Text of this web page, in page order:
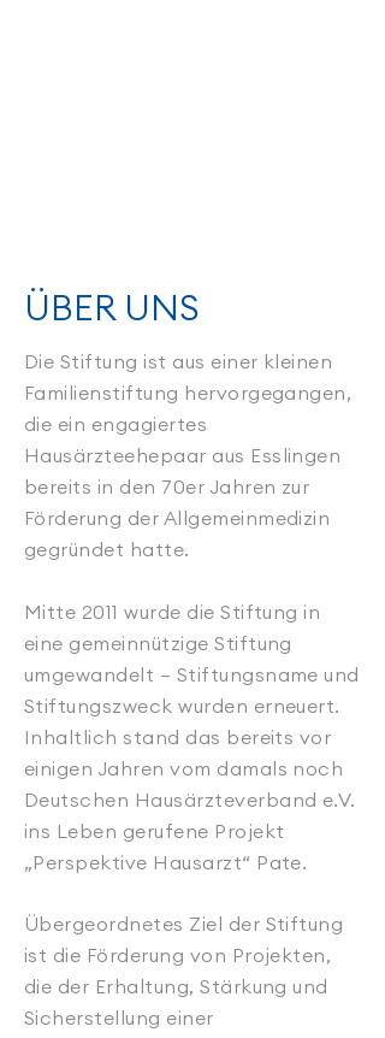
ÜBER UNS
Die Stiftung ist aus einer kleinen
Familienstiftung hervorgegangen,
die ein engagiertes
Hausärzteehepaar aus Esslingen
bereits in den 70er Jahren zur
Förderung der Allgemeinmedizin
gegründet hatte.
Mitte 2011 wurde die Stiftung in
eine gemeinnützige Stiftung
umgewandelt – Stiftungsname und
Stiftungszweck wurden erneuert.
Inhaltlich stand das bereits vor
einigen Jahren vom damals noch
Deutschen Hausärzteverband e.V.
ins Leben gerufene Projekt
„Perspektive Hausarzt“ Pate.
Übergeordnetes Ziel der Stiftung
ist die Förderung von Projekten,
die der Erhaltung, Stärkung und
Sicherstellung einer